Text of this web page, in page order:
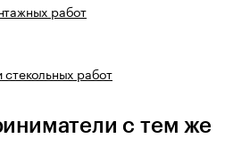
работ
работ
с тем же